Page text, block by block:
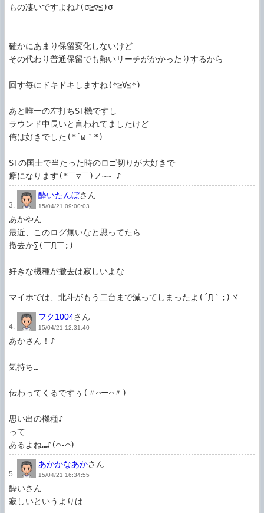
もの凄いですよね♪(σ≧▽≦)σ
確かにあまり保留変化しないけど
その代わり普通保留でも熱いリーチがかかったりするから
回す毎にドキドキしますね(*≧∀≦*)
あと唯一の左打ちST機ですし
ラウンド中長いと言われてましたけど
俺は好きでした(*´ω｀*)
STの国士で当たった時のロゴ切りが大好きで
3.
酔いたんぼさん
15/04/21 09:00:03
あかやん
最近、このログ無いなと思ってたら
撤去か∑(￣Д￣;)
好きな機種が撤去は寂しいよな
マイホでは、北斗がもう二台まで減ってしまったよ(´Д｀;)ヾ
4.
フク1004さん
15/04/21 12:31:40
あかさん！♪
気持ち…
伝わってくるですぅ(〃⌒ー⌒〃)ゞ
思い出の機種♪
って
あるよね…♪(⌒‐⌒)
5.
あかかなあかさん
15/04/21 16:34:55
酔いさん
寂しいというよりは